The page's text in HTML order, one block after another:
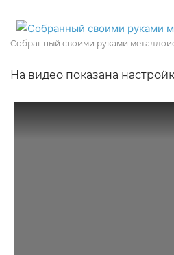
Собранный своими руками
На видео показана